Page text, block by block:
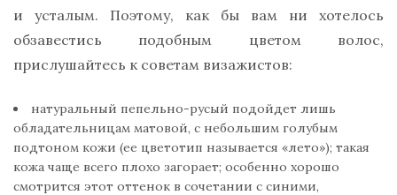
и усталым. Поэтому, как бы вам ни хотелось
обзавестись подобным цветом волос,
прислушайтесь к советам визажистов:
натуральный пепельно-русый подойдет лишь
обладательницам матовой, с небольшим голубым
подтоном кожи (ее цветотип называется «лето»); такая
кожа чаще всего плохо загорает; особенно хорошо
смотрится этот оттенок в сочетании с синими,